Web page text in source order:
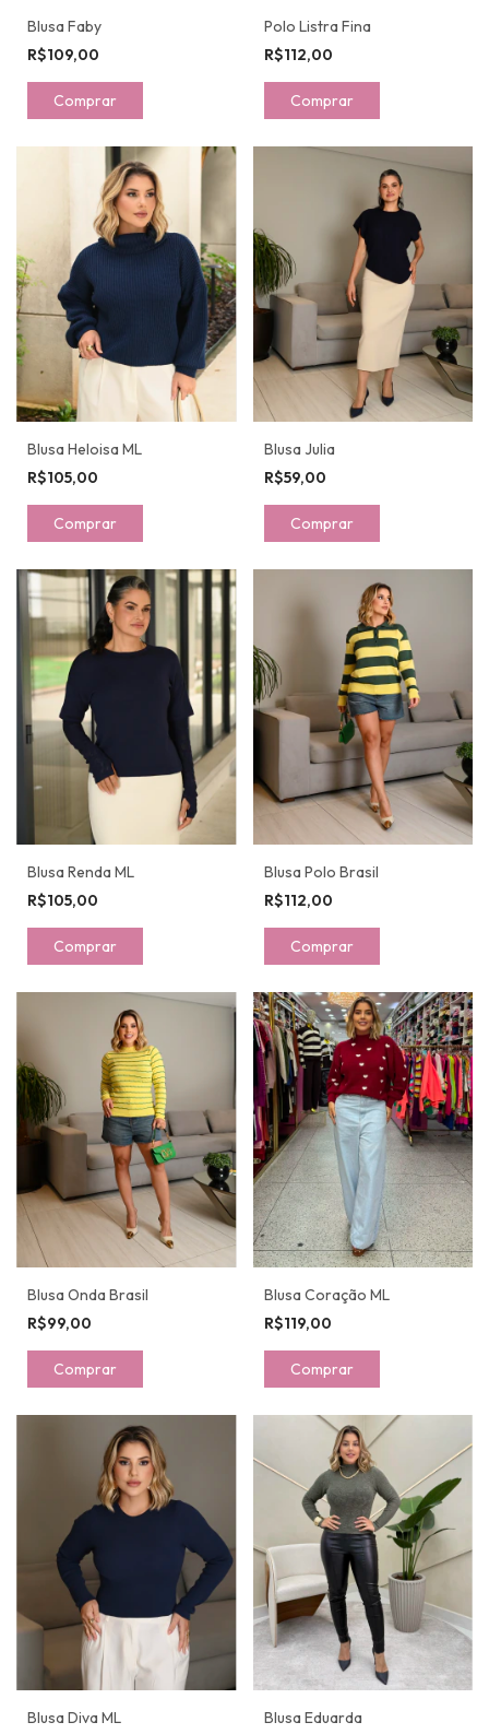
Blusa Faby
R$109,00
Comprar
Polo Listra Fina
R$112,00
Comprar
Blusa Heloisa ML
R$105,00
Comprar
Blusa Julia
R$59,00
Comprar
Blusa Renda ML
R$105,00
Comprar
Blusa Polo Brasil
R$112,00
Comprar
Blusa Onda Brasil
R$99,00
Comprar
Blusa Coração ML
R$119,00
Comprar
Blusa Diva ML
Blusa Eduarda